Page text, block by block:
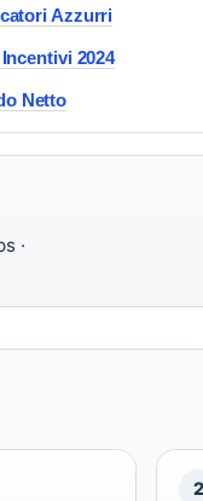
Azzurri
2024
Netto
·
2